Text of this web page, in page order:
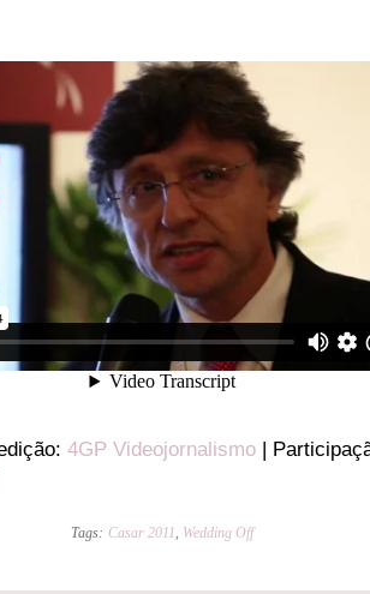
4GP Videojornalismo |
Tags: Casar 2011, Wedding Off